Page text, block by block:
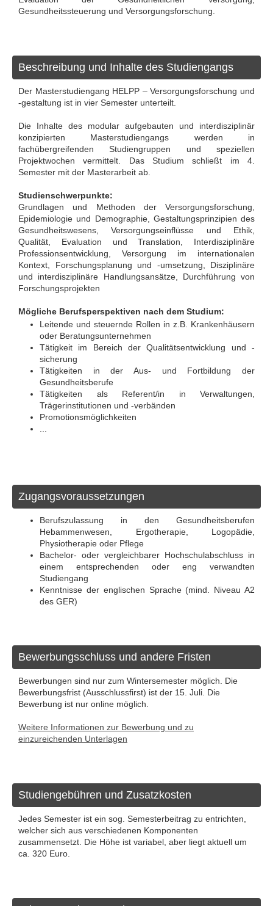
Gesundheitssteuerung und Versorgungsforschung.
Beschreibung und Inhalte des Studiengangs
Der Masterstudiengang HELPP – Versorgungsforschung und
-gestaltung ist in vier Semester unterteilt.
Die Inhalte des modular aufgebauten und interdisziplinär
konzipierten Masterstudiengangs werden in
fachübergreifenden Studiengruppen und speziellen
Projektwochen vermittelt. Das Studium schließt im 4.
Semester mit der Masterarbeit ab.
Studienschwerpunkte:
Grundlagen und Methoden der Versorgungsforschung,
Epidemiologie und Demographie, Gestaltungsprinzipien des
Gesundheitswesens, Versorgungseinflüsse und Ethik,
Qualität, Evaluation und Translation, Interdisziplinäre
Professionsentwicklung, Versorgung im internationalen
Kontext, Forschungsplanung und -umsetzung, Disziplinäre
und interdisziplinäre Handlungsansätze, Durchführung von
Forschungsprojekten
Mögliche Berufsperspektiven nach dem Studium:
Leitende und steuernde Rollen in z.B. Krankenhäusern
oder Beratungsunternehmen
Tätigkeit im Bereich der Qualitätsentwicklung und -
sicherung
Tätigkeiten in der Aus- und Fortbildung der
Gesundheitsberufe
Tätigkeiten als Referent/in in Verwaltungen,
Trägerinstitutionen und -verbänden
Promotionsmöglichkeiten
Zugangsvoraussetzungen
Berufszulassung in den Gesundheitsberufen
Hebammenwesen, Ergotherapie, Logopädie,
Physiotherapie oder Pflege
Bachelor- oder vergleichbarer Hochschulabschluss in
einem entsprechenden oder eng verwandten
Studiengang
Kenntnisse der englischen Sprache (mind. Niveau A2
des GER)
Bewerbungsschluss und andere Fristen
Bewerbungen sind nur zum Wintersemester möglich. Die
Bewerbungsfrist (Ausschlussfirst) ist der 15. Juli. Die
Bewerbung ist nur online möglich.
Weitere Informationen zur Bewerbung und zu
einzureichenden Unterlagen
Studiengebühren und Zusatzkosten
Jedes Semester ist ein sog. Semesterbeitrag zu entrichten,
welcher sich aus verschiedenen Komponenten
zusammensetzt. Die Höhe ist variabel, aber liegt aktuell um
ca. 320 Euro.